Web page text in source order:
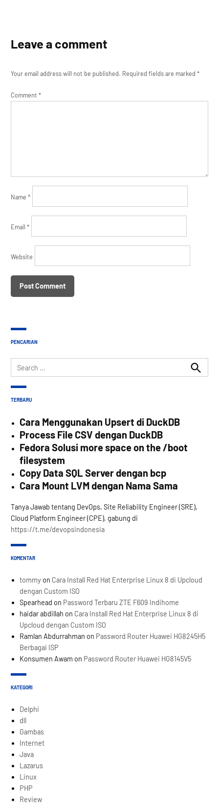
Leave a comment
Your email address will not be published. Required fields are marked*
Comment*
Name*
Email*
Website
PENCARIAN
Search
for:
Search
TERBARU
Cara Menggunakan Upsert di DuckDB
Process File CSV dengan DuckDB
Fedora Solusi more space on the /boot
filesystem
Copy Data SQL Server dengan bcp
Cara Mount LVM dengan Nama Sama
Tanya Jawab tentang DevOps, Site Reliability Engineer (SRE),
Cloud Platform Engineer (CPE), gabung di
https://t.me/devopsindonesia
KOMENTAR
tommy on Cara Install Red Hat Enterprise Linux 8 di Upcloud
dengan Custom ISO
Spearhead on Password Terbaru ZTE F609 Indihome
haidar abdillah on Cara Install Red Hat Enterprise Linux 8 di
Upcloud dengan Custom ISO
Ramlan Abdurrahman on Password Router Huawei HG8245H5
Berbagai ISP
Konsumen Awam on Password Router Huawei HG8145V5
KATEGORI
Delphi
dll
Gambas
Internet
Java
Lazarus
Linux
PHP
Review